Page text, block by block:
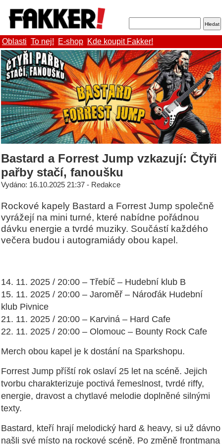
Oblasti To nej! E-shop Kde koupit Fakker!
Bastard a Forrest Jump vzkazují: Čtyři
pařby stačí, fanoušku
Vydáno: 16.10.2025 21:37 - Redakce
Rockové kapely Bastard a Forrest Jump společně
vyrážejí na mini turné, které nabídne pořádnou
dávku energie a tvrdé muziky. Součástí každého
večera budou i autogramiády obou kapel.
14. 11. 2025 / 20:00 – Třebíč – Hudební klub B
15. 11. 2025 / 20:00 – Jaroměř – Nároďák Hudební
klub Pivnice
21. 11. 2025 / 20:00 – Karviná – Hard Cafe
22. 11. 2025 / 20:00 – Olomouc – Bounty Rock Cafe
Merch obou kapel je k dostání na Sparkshopu.
Forrest Jump příští rok oslaví 25 let na scéně. Jejich
tvorbu charakterizuje poctivá řemeslnost, tvrdé riffy,
energie, dravost a chytlavé melodie doplněné silnými
texty.
Bastard, kteří hrají melodický hard & heavy, si už dávno
našli své místo na rockové scéně. Po změně frontmana